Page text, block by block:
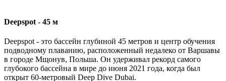
Deepspot - 45 м
Deepspot - это бассейн глубиной 45 метров и центр обучения
подводному плаванию, расположенный недалеко от Варшавы
в городе Мщонув, Польша. Он удерживал рекорд самого
глубокого бассейна в мире до июня 2021 года, когда был
открыт 60-метровый Deep Dive Dubai.